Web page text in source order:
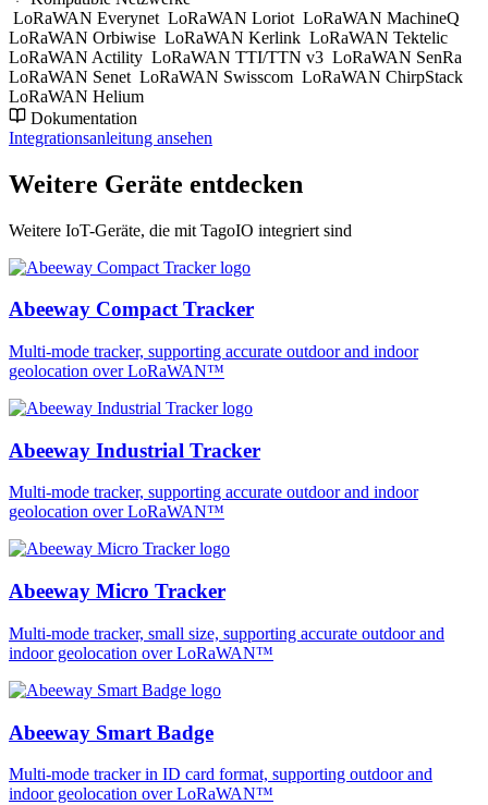
LoRaWAN Everynet LoRaWAN Loriot LoRaWAN MachineQ
LoRaWAN Orbiwise LoRaWAN Kerlink LoRaWAN Tektelic
LoRaWAN Actility LoRaWAN TTI/TTN v3 LoRaWAN SenRa
LoRaWAN Senet LoRaWAN Swisscom LoRaWAN ChirpStack
LoRaWAN Helium
Dokumentation
Integrationsanleitung ansehen
Weitere Geräte entdecken
Weitere IoT-Geräte, die mit TagoIO integriert sind
Abeeway Compact Tracker
Multi-mode tracker, supporting accurate outdoor and indoor
geolocation over LoRaWAN™
Abeeway Industrial Tracker
Multi-mode tracker, supporting accurate outdoor and indoor
geolocation over LoRaWAN™
Abeeway Micro Tracker
Multi-mode tracker, small size, supporting accurate outdoor and
indoor geolocation over LoRaWAN™
Abeeway Smart Badge
Multi-mode tracker in ID card format, supporting outdoor and
indoor geolocation over LoRaWAN™